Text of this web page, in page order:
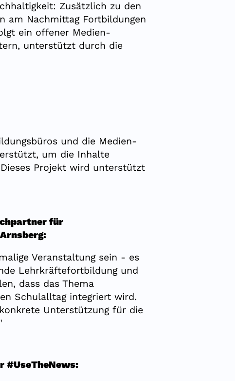
Zusätzlich zu den
am Nachmittag Fortbildungen
ein offener Medien-
unterstützt durch die
und die Medien-
um die Inhalte
Projekt wird unterstützt
für
Veranstaltung sein - es
Lehrkräftefortbildung und
dass das Thema
Schulalltag integriert wird.
Unterstützung für die
#UseTheNews: